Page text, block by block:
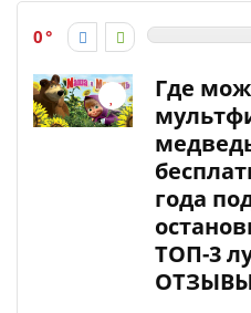
0
Где
года
ТОП-3